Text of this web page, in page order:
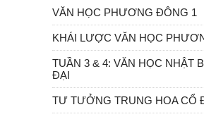
VĂN HỌC PHƯƠNG ĐÔNG 1
KHÁI LƯỢC VĂN HỌC
TUẦN 3 & 4: VĂN HỌC NHẬT
ĐẠI
TƯ TƯỞNG TRUNG HOA CỔ